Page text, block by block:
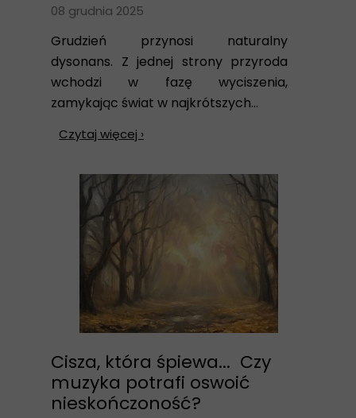
08 grudnia 2025
Grudzień przynosi naturalny
dysonans. Z jednej strony przyroda
wchodzi w fazę wyciszenia,
zamykając świat w najkrótszych...
Czytaj więcej ›
Cisza, która śpiewa... Czy
muzyka potrafi oswoić
nieskończoność?